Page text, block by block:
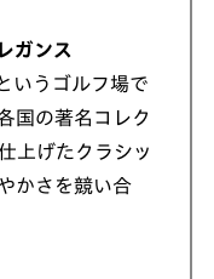
ガンス
いうゴルフ場で
国の著名コレク
上げたクラシッ
かさを競い合